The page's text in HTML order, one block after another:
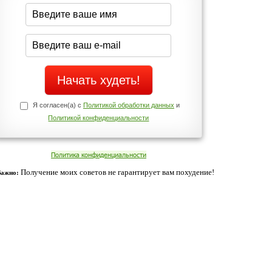
середине дня?
Да
Нет
Телефоны службы поддержки
+7 (909) 421-77-27
cookies. Оставаясь с нами, вы соглашаетесь с нашей
Согласен